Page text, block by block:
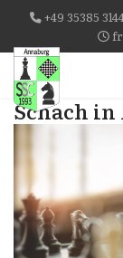
+49 35385
Schach in